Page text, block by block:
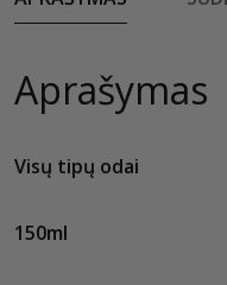
Aprašymas
Visų tipų odai
150ml